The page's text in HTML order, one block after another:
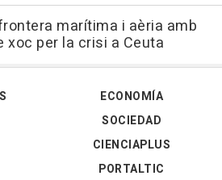
marítima i aèria amb
xoc per la crisi a Ceuta
ECONOMÍA
SOCIEDAD
CIENCIAPLUS
PORTALTIC